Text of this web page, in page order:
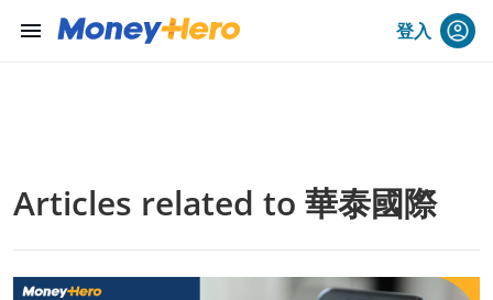
menu 登入
Articles related to 華泰國際